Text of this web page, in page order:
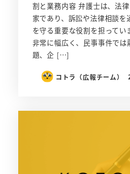
割と業務内容 弁護士は、法
家であり、訴訟や法律相談を
を守る重要な役割を担ってい
非常に幅広く、民事事件では
題、企 […]
コトラ（広報チーム）